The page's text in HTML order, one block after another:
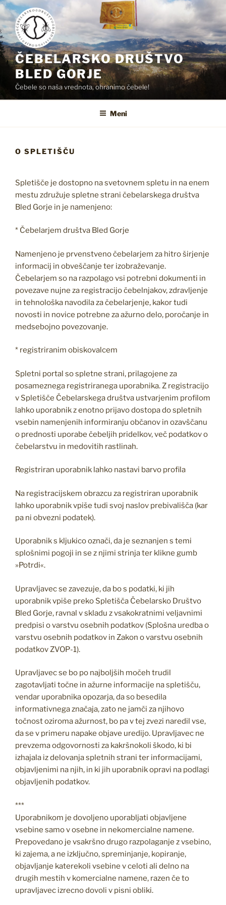
Skoči
na
vsebino
ČEBELARSKO DRUŠTVO
BLED GORJE
Čebele so naša vrednota, ohranimo čebele!
Meni
O SPLETIŠČU
Spletišče je dostopno na svetovnem spletu in na enem
mestu združuje spletne strani čebelarskega društva
Bled Gorje in je namenjeno:
* Čebelarjem društva Bled Gorje
Namenjeno je prvenstveno čebelarjem za hitro širjenje
informacij in obveščanje ter izobraževanje.
Čebelarjem so na razpolago vsi potrebni dokumenti in
povezave nujne za registracijo čebelnjakov, zdravljenje
in tehnološka navodila za čebelarjenje, kakor tudi
novosti in novice potrebne za ažurno delo, poročanje in
medsebojno povezovanje.
* registriranim obiskovalcem
Spletni portal so spletne strani, prilagojene za
posameznega registriranega uporabnika. Z registracijo
v Spletišče Čebelarskega društva ustvarjenim profilom
lahko uporabnik z enotno prijavo dostopa do spletnih
vsebin namenjenih informiranju občanov in ozavščanu
o prednosti uporabe čebeljih pridelkov, več podatkov o
čebelarstvu in medovitih rastlinah.
Registriran uporabnik lahko nastavi barvo profila
Na registracijskem obrazcu za registriran uporabnik
lahko uporabnik vpiše tudi svoj naslov prebivališča (kar
pa ni obvezni podatek).
Uporabnik s kljukico označi, da je seznanjen s temi
splošnimi pogoji in se z njimi strinja ter klikne gumb
»Potrdi«.
Upravljavec se zavezuje, da bo s podatki, ki jih
uporabnik vpiše preko Spletišča Čebelarsko Društvo
Bled Gorje, ravnal v skladu z vsakokratnimi veljavnimi
predpisi o varstvu osebnih podatkov (Splošna uredba o
varstvu osebnih podatkov in Zakon o varstvu osebnih
podatkov ZVOP-1).
Upravljavec se bo po najboljših močeh trudil
zagotavljati točne in ažurne informacije na spletišču,
vendar uporabnika opozarja, da so besedila
informativnega značaja, zato ne jamči za njihovo
točnost oziroma ažurnost, bo pa v tej zvezi naredil vse,
da se v primeru napake objave uredijo. Upravljavec ne
prevzema odgovornosti za kakršnokoli škodo, ki bi
izhajala iz delovanja spletnih strani ter informacijami,
objavljenimi na njih, in ki jih uporabnik opravi na podlagi
objavljenih podatkov.
***
Uporabnikom je dovoljeno uporabljati objavljene
vsebine samo v osebne in nekomercialne namene.
Prepovedano je vsakršno drugo razpolaganje z vsebino,
ki zajema, a ne izključno, spreminjanje, kopiranje,
objavljanje katerekoli vsebine v celoti ali delno na
drugih mestih v komercialne namene, razen če to
upravljavec izrecno dovoli v pisni obliki.